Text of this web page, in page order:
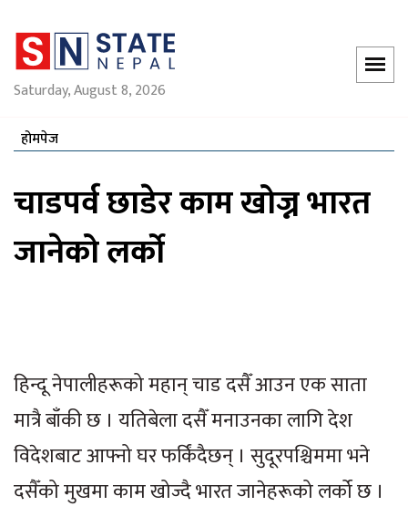
Saturday, August 8, 2026
होमपेज
चाडपर्व छाडेर काम खोज्न भारत
जानेको लर्को
हिन्दू नेपालीहरूको महान् चाड दसैँ आउन एक साता
मात्रै बाँकी छ । यतिबेला दसैँ मनाउनका लागि देश
विदेशबाट आफ्नो घर फर्किंदैछन् । सुदूरपश्चिममा भने
दसैँको मुखमा काम खोज्दै भारत जानेहरूको लर्को छ ।